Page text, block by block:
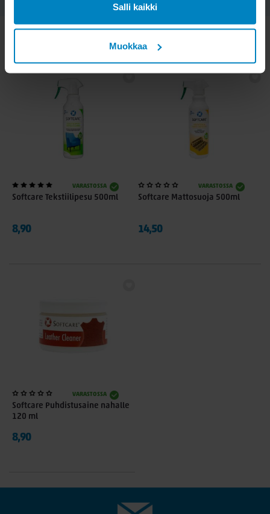
Salli kaikki
Muokkaa
KATSO MYÖS
VARASTOSSA
Softcare Tekstiilipesu 500ml
8,90
VARASTOSSA
Softcare Mattosuoja 500ml
14,50
VARASTOSSA
Softcare Puhdistusaine nahalle
120 ml
8,90